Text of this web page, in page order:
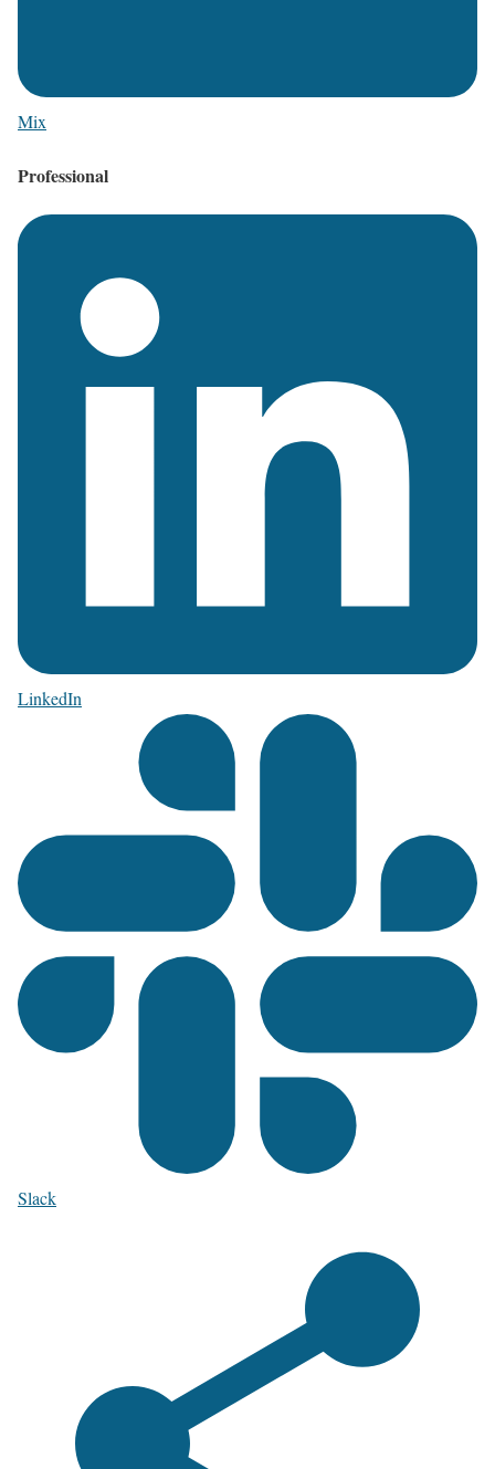
Mix
Professional
LinkedIn
Slack